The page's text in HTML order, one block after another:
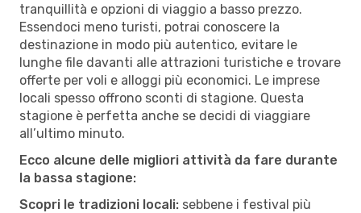
tranquillità e opzioni di viaggio a basso prezzo.
Essendoci meno turisti, potrai conoscere la
destinazione in modo più autentico, evitare le
lunghe file davanti alle attrazioni turistiche e trovare
offerte per voli e alloggi più economici. Le imprese
locali spesso offrono sconti di stagione. Questa
stagione è perfetta anche se decidi di viaggiare
all’ultimo minuto.
Ecco alcune delle migliori attività da fare durante
la bassa stagione:
Scopri le tradizioni locali: sebbene i festival più